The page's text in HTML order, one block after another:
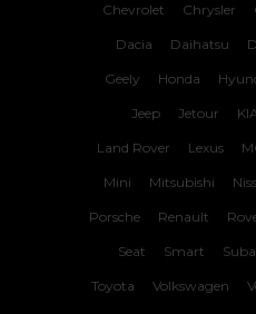
Chevrolet Chrysler
Dacia Daihatsu
Geely Honda
Jeep Jetour
Land Rover Lexus
Mini Mitsubishi
Porsche Renault
Seat Smart
Toyota Volkswagen